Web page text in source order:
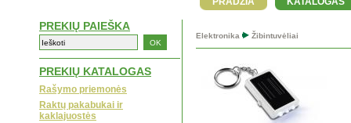
PREKIŲ PAIEŠKA
PREKIŲ KATALOGAS
Rašymo priemonės
Raktų pakabukai ir
kaklajuostės
Elektronika Žibintuvėliai